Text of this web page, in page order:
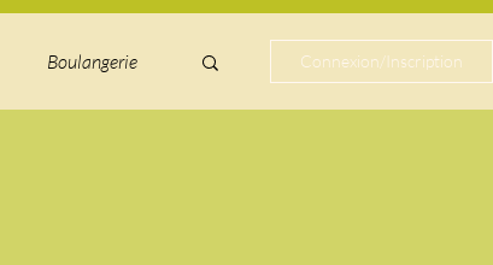
Boulangerie Connexion/Inscription